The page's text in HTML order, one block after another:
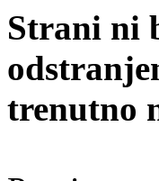
Strani ni
trenutno